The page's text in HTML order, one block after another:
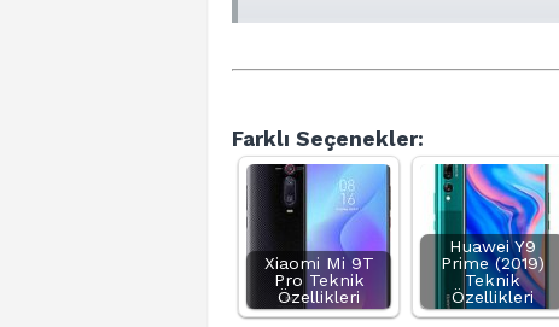
Farklı Seçenekler:
Xiaomi Mi 9T
Pro Teknik
Özellikleri
Huawei Y9
Prime (2019)
Teknik
Özellikleri